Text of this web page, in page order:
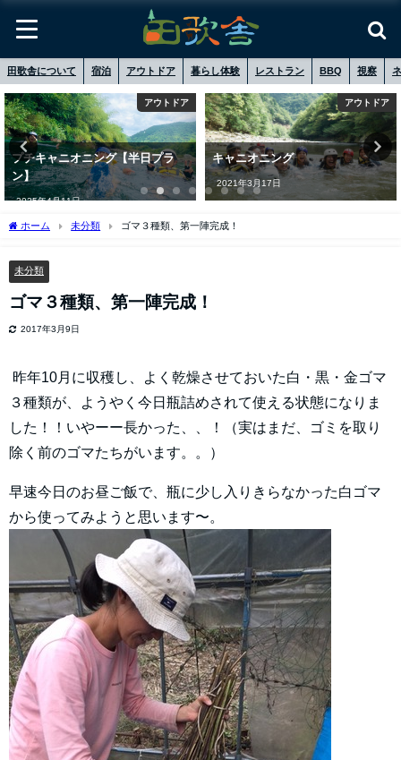
田歌舎について 宿泊 アウトドア 暮らし体験 レストラン BBQ 視察
アウトドア
プチキャニオニング【半日プラ
ン】
2025年4月11日
アウトドア
キャニオニング
2021年3月17日
ホーム 未分類 ゴマ３種類、第一陣完成！
未分類
ゴマ３種類、第一陣完成！
2017年3月9日
昨年10月に収穫し、よく乾燥させておいた白・黒・金ゴマ
３種類が、ようやく今日瓶詰めされて使える状態になりま
した！！いやーー長かった、、！（実はまだ、ゴミを取り
除く前のゴマたちがいます。。）
早速今日のお昼ご飯で、瓶に少し入りきらなかった白ゴマ
から使ってみようと思います〜。